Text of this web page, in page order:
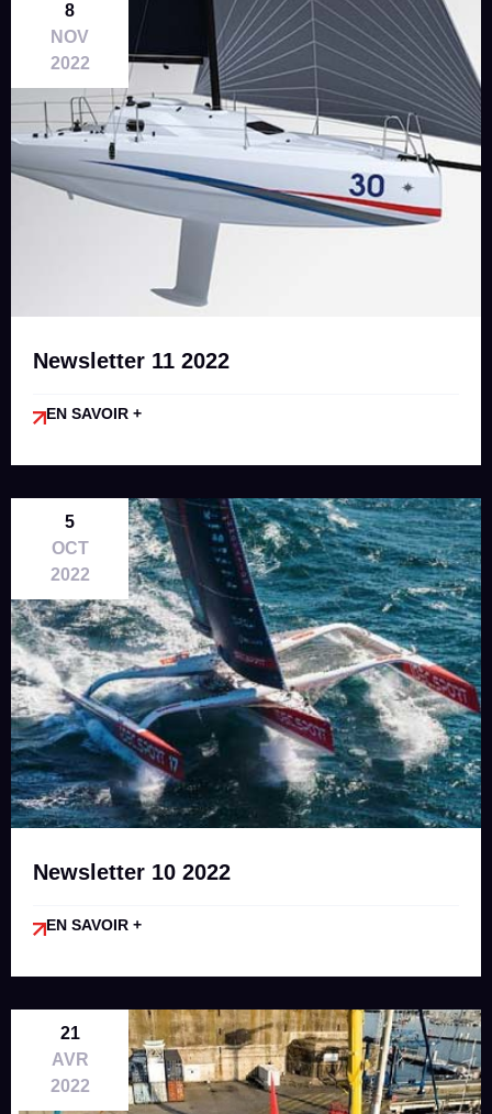
8
NOV
2022
Newsletter 11 2022
EN SAVOIR +
5
OCT
2022
Newsletter 10 2022
EN SAVOIR +
21
AVR
2022